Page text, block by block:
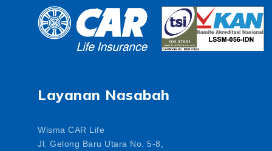
Layanan Nasabah
Wisma CAR Life
Jl. Gelong Baru Utara No. 5-8,